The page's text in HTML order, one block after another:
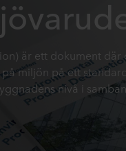
är ett dokument
miljön på ett
nivå i